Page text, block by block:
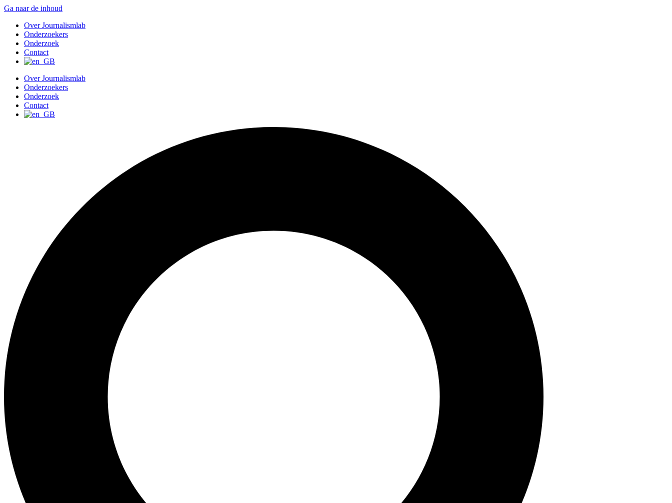
Ga naar de inhoud
Over Journalismlab
Onderzoekers
Onderzoek
Contact
Over Journalismlab
Onderzoekers
Onderzoek
Contact